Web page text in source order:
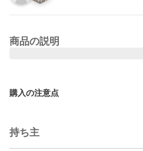
商品の説明
購入の注意点
持ち主